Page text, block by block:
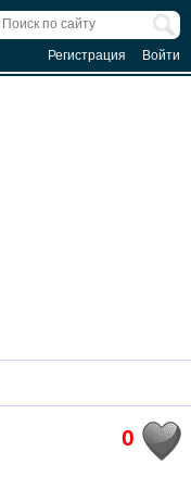
Регистрация Войти
0